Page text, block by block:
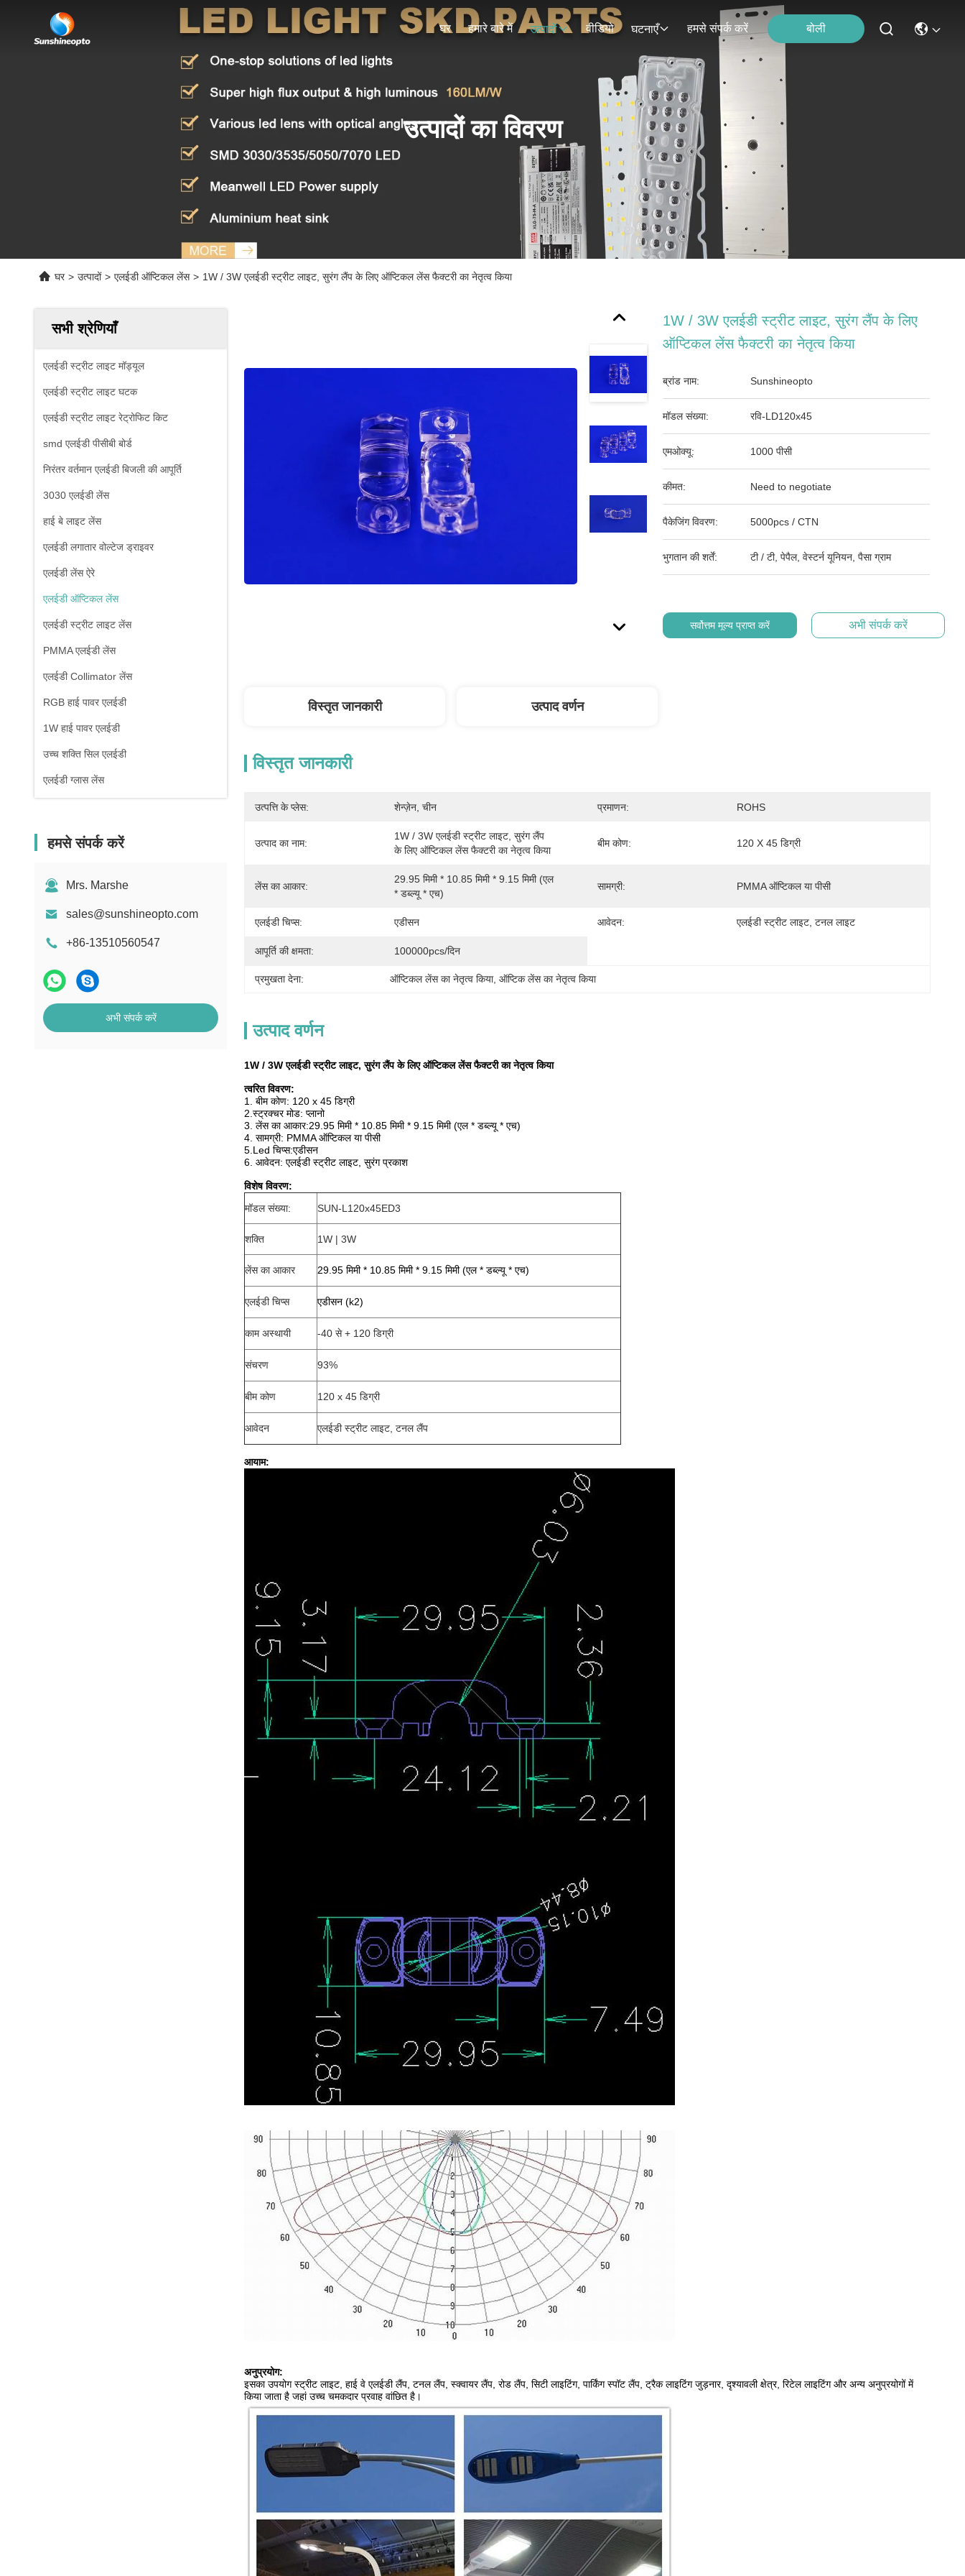
घर हमारे बारे में उत्पादों वीडियो घटनाएँ हमसे संपर्क करें बोली
उत्पादों का विवरण
घर > उत्पादों > एलईडी ऑप्टिकल लेंस > 1W / 3W एलईडी स्ट्रीट लाइट, सुरंग लैंप के लिए ऑप्टिकल लेंस फैक्टरी का नेतृत्व किया
सभी श्रेणियाँ
एलईडी स्ट्रीट लाइट मॉड्यूल
एलईडी स्ट्रीट लाइट घटक
एलईडी स्ट्रीट लाइट रेट्रोफिट किट
smd एलईडी पीसीबी बोर्ड
निरंतर वर्तमान एलईडी बिजली की आपूर्ति
3030 एलईडी लेंस
हाई बे लाइट लेंस
एलईडी लगातार वोल्टेज ड्राइवर
एलईडी लेंस ऐरे
एलईडी ऑप्टिकल लेंस
एलईडी स्ट्रीट लाइट लेंस
PMMA एलईडी लेंस
एलईडी Collimator लेंस
RGB हाई पावर एलईडी
1W हाई पावर एलईडी
उच्च शक्ति सिल एलईडी
एलईडी ग्लास लेंस
हमसे संपर्क करें
Mrs. Marshe
sales@sunshineopto.com
+86-13510560547
अभी संपर्क करें
1W / 3W एलईडी स्ट्रीट लाइट, सुरंग लैंप के लिए
ऑप्टिकल लेंस फैक्टरी का नेतृत्व किया
ब्रांड नाम: Sunshineopto
मॉडल संख्या: रवि-LD120x45
एमओक्यू: 1000 पीसी
कीमत: Need to negotiate
पैकेजिंग विवरण: 5000pcs / CTN
भुगतान की शर्तें: टी / टी, पेपैल, वेस्टर्न यूनियन, पैसा ग्राम
सर्वोत्तम मूल्य प्राप्त करें अभी संपर्क करें
विस्तृत जानकारी उत्पाद वर्णन
विस्तृत जानकारी
उत्पत्ति के प्लेस: शेन्ज़ेन, चीन प्रमाणन: ROHS
उत्पाद का नाम:
1W / 3W एलईडी स्ट्रीट लाइट, सुरंग लैंप
के लिए ऑप्टिकल लेंस फैक्टरी का नेतृत्व किया
बीम कोण: 120 X 45 डिग्री
लेंस का आकार:
29.95 मिमी * 10.85 मिमी * 9.15 मिमी (एल
* डब्ल्यू * एच)
सामग्री: PMMA ऑप्टिकल या पीसी
एलईडी चिप्स: एडीसन आवेदन: एलईडी स्ट्रीट लाइट, टनल लाइट
आपूर्ति की क्षमता: 100000pcs/दिन
प्रमुखता देना: ऑप्टिकल लेंस का नेतृत्व किया, ऑप्टिक लेंस का नेतृत्व किया
उत्पाद वर्णन
1W / 3W एलईडी स्ट्रीट लाइट, सुरंग लैंप के लिए ऑप्टिकल लेंस फैक्टरी का नेतृत्व किया
त्वरित विवरण:
1. बीम कोण: 120 x 45 डिग्री
2.स्ट्रक्चर मोड: प्लानो
3. लेंस का आकार:29.95 मिमी * 10.85 मिमी * 9.15 मिमी (एल * डब्ल्यू * एच)
4. सामग्री: PMMA ऑप्टिकल या पीसी
5.Led चिप्स:एडीसन
6. आवेदन: एलईडी स्ट्रीट लाइट, सुरंग प्रकाश
विशेष विवरण:
मॉडल संख्या:
SUN-L120x45ED3
शक्ति 1W | 3W
लेंस का आकार 29.95 मिमी * 10.85 मिमी * 9.15 मिमी (एल * डब्ल्यू * एच)
एलईडी चिप्स एडीसन (k2)
काम अस्थायी -40 से + 120 डिग्री
संचरण 93%
बीम कोण 120 x 45 डिग्री
आवेदन एलईडी स्ट्रीट लाइट, टनल लैंप
आयाम:
अनुप्रयोग:
इसका उपयोग स्ट्रीट लाइट, हाई वे एलईडी लैंप, टनल लैंप, स्क्वायर लैंप, रोड लैंप, सिटी लाइटिंग, पार्किंग स्पॉट लैंप, ट्रैक लाइटिंग जुड़नार, दृश्यावली क्षेत्र, रिटेल लाइटिंग और अन्य अनुप्रयोगों में
किया जाता है जहां उच्च चमकदार प्रवाह वांछित है।